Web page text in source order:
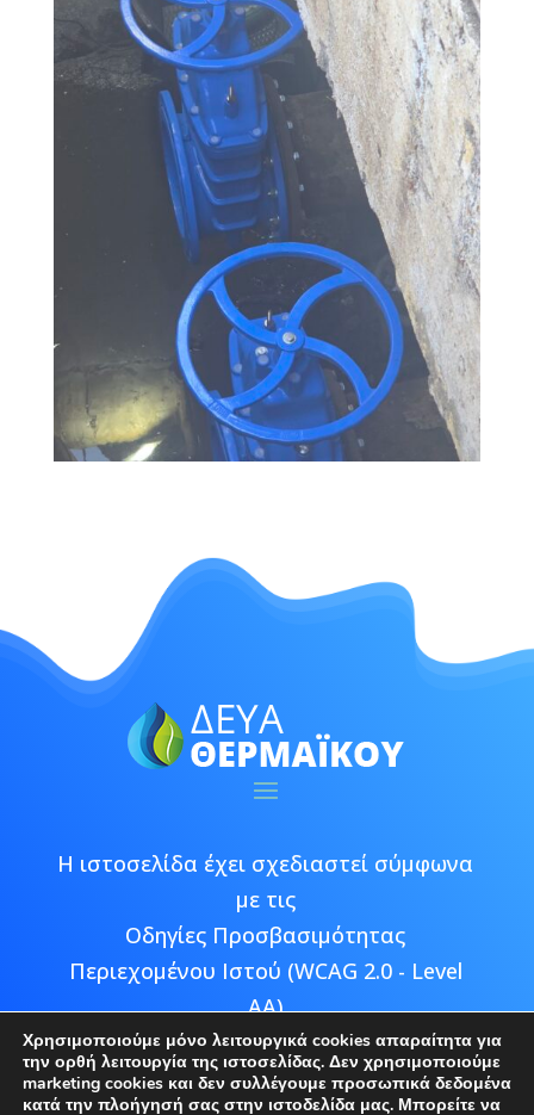
Η ιστοσελίδα έχει σχεδιαστεί σύμφωνα
με τις
Οδηγίες Προσβασιμότητας
Περιεχομένου Ιστού (WCAG 2.0 - Level
AA)
Χρησιμοποιούμε μόνο λειτουργικά cookies απαραίτητα για
την ορθή λειτουργία της ιστοσελίδας. Δεν χρησιμοποιούμε
marketing cookies και δεν συλλέγουμε προσωπικά δεδομένα
κατά την πλοήγησή σας στην ιστοδελίδα μας. Μπορείτε να